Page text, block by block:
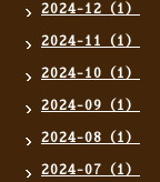
2024-12（1）
2024-11（1）
2024-10（1）
2024-09（1）
2024-08（1）
2024-07（1）